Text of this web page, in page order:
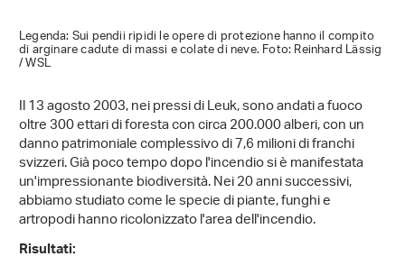
Legenda: Sui pendii ripidi le opere di protezione hanno il compito
di arginare cadute di massi e colate di neve. Foto: Reinhard Lässig
/ WSL
Il 13 agosto 2003, nei pressi di Leuk, sono andati a fuoco
oltre 300 ettari di foresta con circa 200.000 alberi, con un
danno patrimoniale complessivo di 7,6 milioni di franchi
svizzeri. Già poco tempo dopo l'incendio si è manifestata
un'impressionante biodiversità. Nei 20 anni successivi,
abbiamo studiato come le specie di piante, funghi e
artropodi hanno ricolonizzato l'area dell'incendio.
Risultati: